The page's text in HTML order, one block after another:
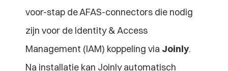
voor-stap de AFAS-connectors die nodig
zijn voor de Identity & Access
Management (IAM) koppeling via Joinly.
Na installatie kan Joinly automatisch